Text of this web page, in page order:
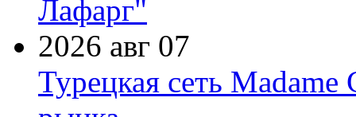
Лафарг"
2026 авг 07
Турецкая сеть Madame